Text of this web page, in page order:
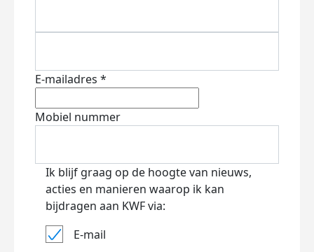
E-mailadres *
Mobiel nummer
Ik blijf graag op de hoogte van nieuws,
acties en manieren waarop ik kan
bijdragen aan KWF via:
E-mail